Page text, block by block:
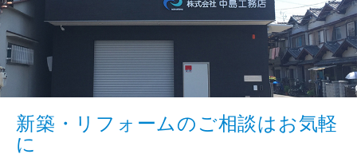
新築・リフォームのご相談はお気軽
に